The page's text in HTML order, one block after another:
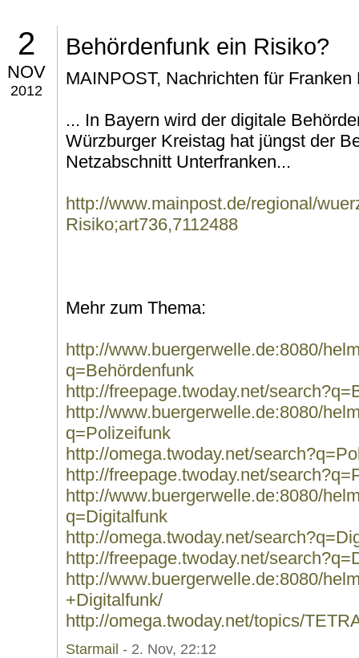
2
NOV
2012
Behördenfunk ein Risiko?
MAINPOST, Nachrichten für Franken
... In Bayern wird der digitale
Würzburger Kreistag hat jüngst der
Netzabschnitt Unterfranken...
http://www.mainpost.de/regional/
Risiko;art736,7112488
Mehr zum Thema:
http://www.buergerwelle.de:8080/
q=Behördenfunk
http://freepage.twoday.net/
http://www.buergerwelle.de:8080/
q=Polizeifunk
http://omega.twoday.net/
http://freepage.twoday.net/
http://www.buergerwelle.de:8080/
q=Digitalfunk
http://omega.twoday.net/
http://freepage.twoday.net/
http://www.buergerwelle.de:8080/
+Digitalfunk/
http://omega.twoday.net/topics/
Starmail - 2. Nov, 22:12